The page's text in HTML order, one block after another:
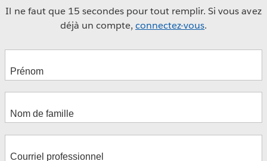
Il ne faut que 15 secondes pour tout remplir. Si vous avez
déjà un compte, connectez-vous.